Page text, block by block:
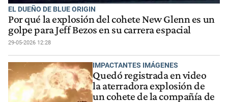
EL DUEÑO DE BLUE ORIGIN
Por qué la explosión del cohete New Glenn es un
golpe para Jeff Bezos en su carrera espacial
29-05-2026 12:28
IMPACTANTES IMÁGENES
Quedó registrada en video
la aterradora explosión de
un cohete de la compañía de